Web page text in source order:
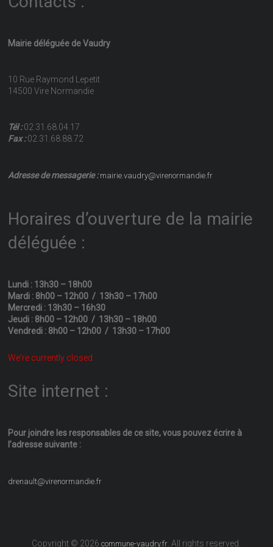
Mairie déléguée de Vaudry
10 Rue Raymond Lepetit
14500 Vire Normandie
Tél :02.31.68.04.17
Fax :02.31.68.88.72
Adresse de messagerie :mairie.vaudry@virenormandie.fr
Horaires d’ouverture de la mairie
déléguée :
Lundi : 13h30 – 18h00
Mardi : 8h00 – 12h00 / 13h30 – 17h00
Mercredi : 13h30 – 16h30
Jeudi : 8h00 – 12h00 / 13h30 – 18h00
Vendredi : 8h00 – 12h00 / 13h30 – 17h00
We're currently closed.
Site internet :
Pour joindre les responsables de ce site, vous pouvez écrire à
l’adresse suivante :
drenault@virenormandie.fr
Copyright © 2026commune-vaudry.fr . All rights reserved.